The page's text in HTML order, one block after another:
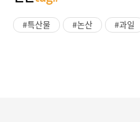
#특산물 #논산 #과일